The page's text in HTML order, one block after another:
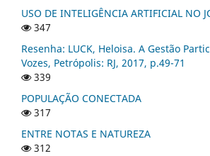
USO DE INTELIGÊNCIA ARTIFICIAL NO
347
Resenha: LUCK, Heloisa. A Gestão
Vozes, Petrópolis: RJ, 2017, p.49-71
339
POPULAÇÃO CONECTADA
317
ENTRE NOTAS E NATUREZA
312